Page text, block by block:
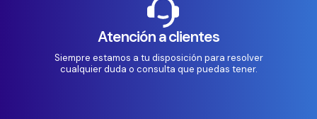
Atención a clientes
Siempre estamos a tu disposición para resolver
cualquier duda o consulta que puedas tener.